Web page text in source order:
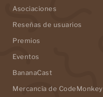
Asociaciones
Reseñas de usuarios
Premios
Eventos
BananaCast
Mercancía de CodeMonkey